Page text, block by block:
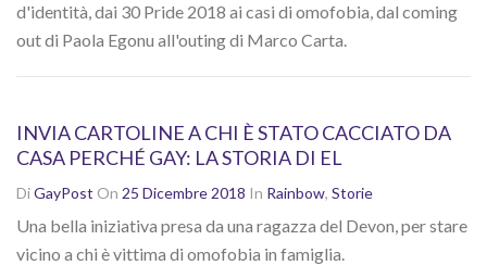
d'identità, dai 30 Pride 2018 ai casi di omofobia, dal coming
out di Paola Egonu all'outing di Marco Carta.
INVIA CARTOLINE A CHI È STATO CACCIATO DA
CASA PERCHÉ GAY: LA STORIA DI EL
DiGayPost On 25 Dicembre 2018 In Rainbow, Storie
Una bella iniziativa presa da una ragazza del Devon, per stare
vicino a chi è vittima di omofobia in famiglia.